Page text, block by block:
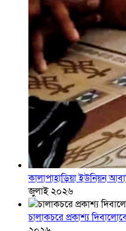
কালাপাহাড়িয়া ইউনিয়ন
জুলাই ২০২৬
চালাকচরে প্রকাশ্য